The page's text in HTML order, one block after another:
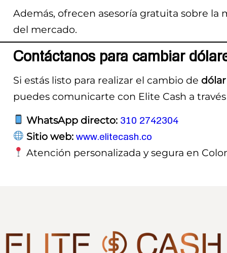
Además, ofrecen asesoría gratuita sobre
del mercado.
Contáctanos para cambiar
Si estás listo para realizar el cambio de
puedes comunicarte con Elite Cash a
WhatsApp directo: 310 2742304
Sitio web: www.elitecash.co
Atención personalizada y segura en